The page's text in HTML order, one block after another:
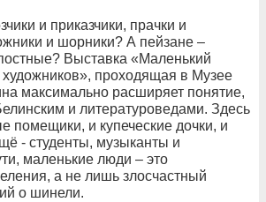
и приказчики, прачки и
и шорники? А пейзане –
Выставка «Маленький
проходящая в Музее
максимально расширяет понятие,
и литературоведами. Здесь
помещики, и купеческие дочки, и
- студенты, музыканты и
маленькие люди – это
а не лишь злосчастный
о шинели.